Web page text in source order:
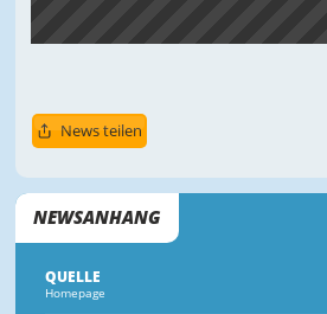
News teilen
NEWSANHANG
QUELLE
Homepage